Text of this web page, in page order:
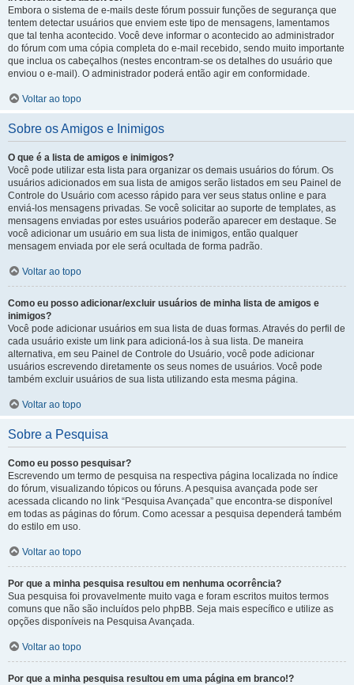
Embora o sistema de e-mails deste fórum possuir funções de segurança que
tentem detectar usuários que enviem este tipo de mensagens, lamentamos
que tal tenha acontecido. Você deve informar o acontecido ao administrador
do fórum com uma cópia completa do e-mail recebido, sendo muito importante
que inclua os cabeçalhos (nestes encontram-se os detalhes do usuário que
enviou o e-mail). O administrador poderá então agir em conformidade.
Voltar ao topo
Sobre os Amigos e Inimigos
O que é a lista de amigos e inimigos?
Você pode utilizar esta lista para organizar os demais usuários do fórum. Os
usuários adicionados em sua lista de amigos serão listados em seu Painel de
Controle do Usuário com acesso rápido para ver seus status online e para
enviá-los mensagens privadas. Se você solicitar ao suporte de templates, as
mensagens enviadas por estes usuários poderão aparecer em destaque. Se
você adicionar um usuário em sua lista de inimigos, então qualquer
mensagem enviada por ele será ocultada de forma padrão.
Voltar ao topo
Como eu posso adicionar/excluir usuários de minha lista de amigos e
inimigos?
Você pode adicionar usuários em sua lista de duas formas. Através do perfil de
cada usuário existe um link para adicioná-los à sua lista. De maneira
alternativa, em seu Painel de Controle do Usuário, você pode adicionar
usuários escrevendo diretamente os seus nomes de usuários. Você pode
também excluir usuários de sua lista utilizando esta mesma página.
Voltar ao topo
Sobre a Pesquisa
Como eu posso pesquisar?
Escrevendo um termo de pesquisa na respectiva página localizada no índice
do fórum, visualizando tópicos ou fóruns. A pesquisa avançada pode ser
acessada clicando no link “Pesquisa Avançada” que encontra-se disponível
em todas as páginas do fórum. Como acessar a pesquisa dependerá também
do estilo em uso.
Voltar ao topo
Por que a minha pesquisa resultou em nenhuma ocorrência?
Sua pesquisa foi provavelmente muito vaga e foram escritos muitos termos
comuns que não são incluídos pelo phpBB. Seja mais específico e utilize as
opções disponíveis na Pesquisa Avançada.
Voltar ao topo
Por que a minha pesquisa resultou em uma página em branco!?